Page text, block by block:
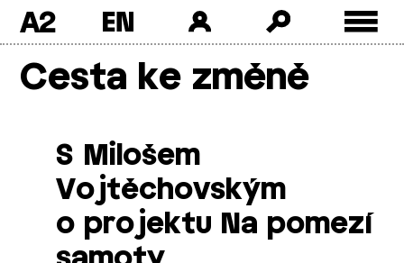
A2
Cesta ke změně
S Milošem
Vojtěchovským
o projektu Na pomezí